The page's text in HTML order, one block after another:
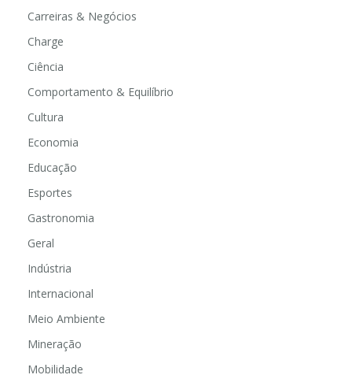
Carreiras & Negócios
Charge
Ciência
Comportamento & Equilíbrio
Cultura
Economia
Educação
Esportes
Gastronomia
Geral
Indústria
Internacional
Meio Ambiente
Mineração
Mobilidade